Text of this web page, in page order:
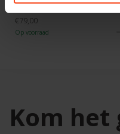
€79,00
Op voorraad
Kom het